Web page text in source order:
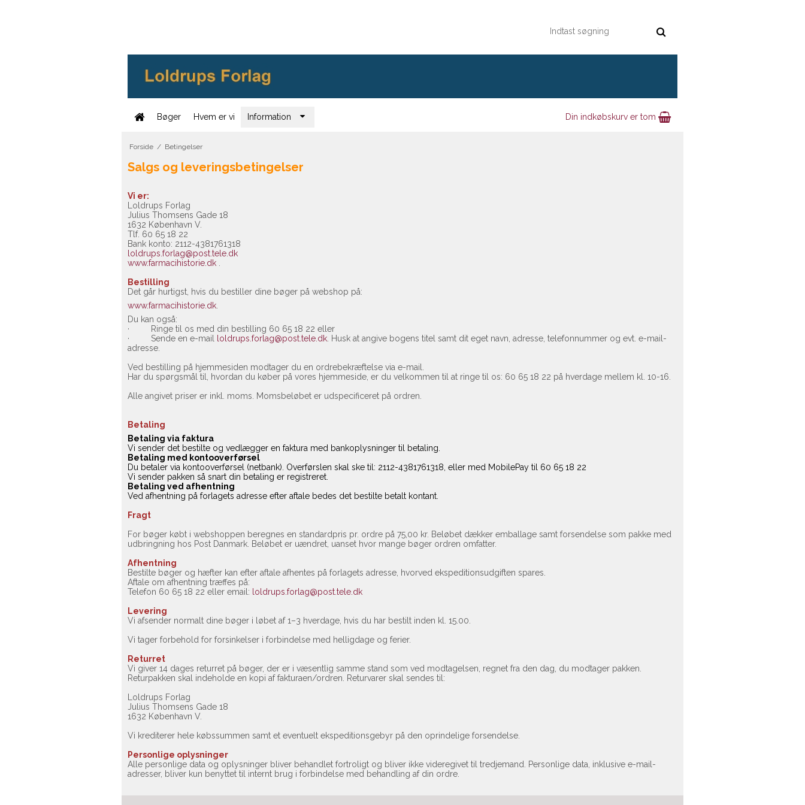
Bøger Hvem er vi Information Din indkøbskurv er tom
Forside / Betingelser
Salgs og leveringsbetingelser
Vi er:
Loldrups Forlag
Julius Thomsens Gade 18
1632 København V.
Tlf. 60 65 18 22
Bank konto: 2112-4381761318
loldrups.forlag@post.tele.dk
www.farmacihistorie.dk
Bestilling
Det går hurtigst, hvis du bestiller dine bøger på webshop på:
www.farmacihistorie.dk
Du kan også:
· Ringe til os med din bestilling 60 65 18 22 eller
· Sende en e-mail
loldrups.forlag@post.tele.dk . Husk at angive bogens titel samt dit eget navn, adresse, telefonnummer og evt. e-mail-
adresse.
Ved bestilling på hjemmesiden modtager du en ordrebekræftelse via e-mail.
Har du spørgsmål til, hvordan du køber på vores hjemmeside, er du velkommen til at ringe til os: 60 65 18 22 på hverdage mellem kl. 10-16.
Alle angivet priser er inkl. moms. Momsbeløbet er udspecificeret på ordren.
Betaling
Betaling via faktura
Vi sender det bestilte og vedlægger en faktura med bankoplysninger til betaling.
Betaling med kontooverførsel
Du betaler via kontooverførsel (netbank). Overførslen skal ske til: 2112-4381761318, eller med MobilePay til 60 65 18 22
Vi sender pakken så snart din betaling er registreret.
Betaling ved afhentning
Ved afhentning på forlagets adresse efter aftale bedes det bestilte betalt kontant.
Fragt
For bøger købt i webshoppen beregnes en standardpris pr. ordre på 75,00 kr. Beløbet dækker emballage samt forsendelse som pakke med
udbringning hos Post Danmark. Beløbet er uændret, uanset hvor mange bøger ordren omfatter.
Afhentning
Bestilte bøger og hæfter kan efter aftale afhentes på forlagets adresse, hvorved ekspeditionsudgiften spares.
Aftale om afhentning træffes på:
Telefon 60 65 18 22 eller email:
loldrups.forlag@post.tele.dk
Levering
Vi afsender normalt dine bøger i løbet af 1–3 hverdage, hvis du har bestilt inden kl. 15.00.
Vi tager forbehold for forsinkelser i forbindelse med helligdage og ferier.
Returret
Vi giver 14 dages returret på bøger, der er i væsentlig samme stand som ved modtagelsen, regnet fra den dag, du modtager pakken.
Returpakken skal indeholde en kopi af fakturaen/ordren. Returvarer skal sendes til:
Loldrups Forlag
Julius Thomsens Gade 18
1632 København V.
Vi krediterer hele købssummen samt et eventuelt ekspeditionsgebyr på den oprindelige forsendelse.
Personlige oplysninger
Alle personlige data og oplysninger bliver behandlet fortroligt og bliver ikke videregivet til tredjemand. Personlige data, inklusive e-mail-
adresser, bliver kun benyttet til internt brug i forbindelse med behandling af din ordre.